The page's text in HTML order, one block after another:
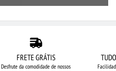
FRETE GRÁTIS
Desfrute da comodidade de nossos